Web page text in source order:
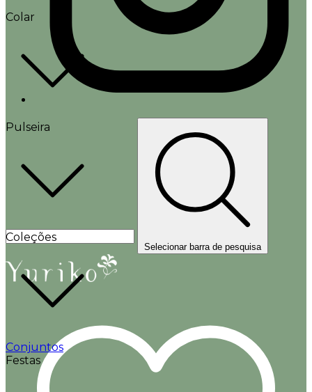
Colar
Pulseira
Coleções
Conjuntos
Festas
Selecionar barra de pesquisa